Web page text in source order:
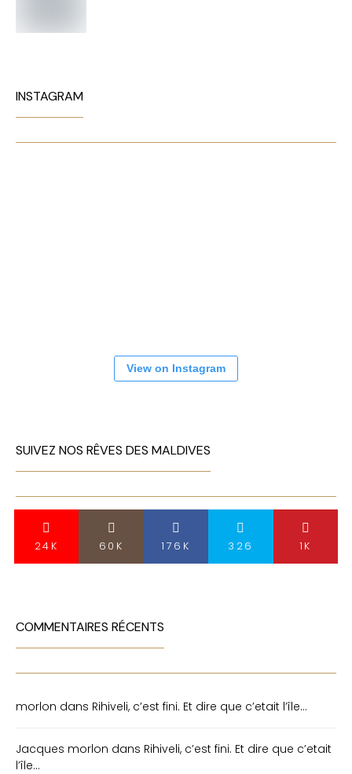
INSTAGRAM
View on Instagram
SUIVEZ NOS RÊVES DES MALDIVES
24K 60K 176K 326 1K
COMMENTAIRES RÉCENTS
morlon dans Rihiveli, c’est fini. Et dire que c’etait l’île…
Jacques morlon dans Rihiveli, c’est fini. Et dire que c’etait
l’île…